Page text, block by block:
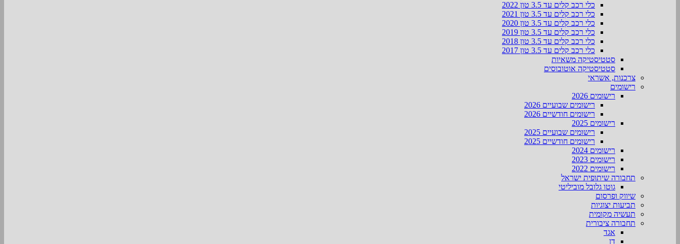
כלי רכב קלים עד 3.5 טון 2022
כלי רכב קלים עד 3.5 טון 2021
כלי רכב קלים עד 3.5 טון 2020
כלי רכב קלים עד 3.5 טון 2019
כלי רכב קלים עד 3.5 טון 2018
כלי רכב קלים עד 3.5 טון 2017
סטטיסטיקה משאיות
סטטיסטיקה אוטובוסים
צרכנות, אשראי
רישומים
רישומים 2026
רישומים שבועיים 2026
רישומים חודשיים 2026
רישומים 2025
רישומים שבועיים 2025
רישומים חודשיים 2025
רישומים 2024
רישומים 2023
רישומים 2022
תחבורה שיתופית ישראל
גוטו גלובל מוביליטי
שיווק ופרסום
תביעות יצוגיות
תעשיה מקומית
תחבורה ציבורית
אגד
דן